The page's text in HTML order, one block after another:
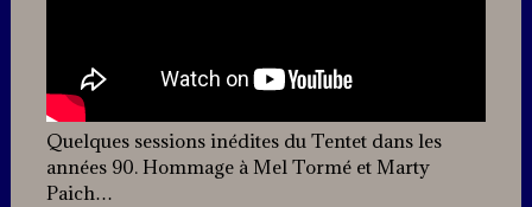
Quelques sessions inédites du Tentet dans les
années 90. Hommage à Mel Tormé et Marty
Paich…